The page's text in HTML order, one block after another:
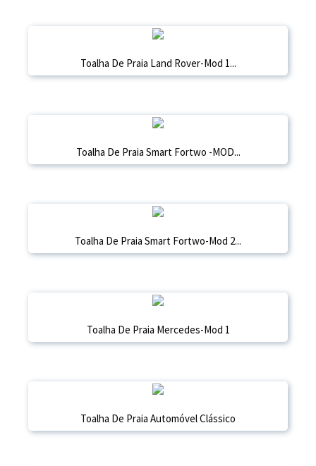
Toalha De Praia Land Rover-Mod 1...
Toalha De Praia Smart Fortwo -MOD...
Toalha De Praia Smart Fortwo-Mod 2...
Toalha De Praia Mercedes-Mod 1
Toalha De Praia Automóvel Clássico